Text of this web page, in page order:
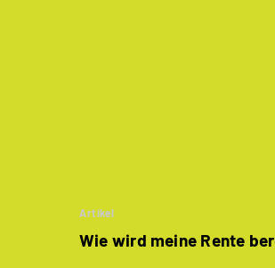
Artikel
Wie wird meine Rente